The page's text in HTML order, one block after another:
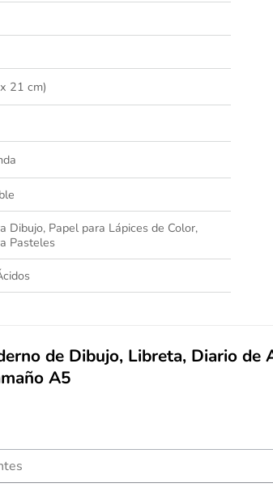
21 cm)
Dibujo, Papel para Lápices de Color,
Pasteles
de Dibujo, Libreta, Diario
A5